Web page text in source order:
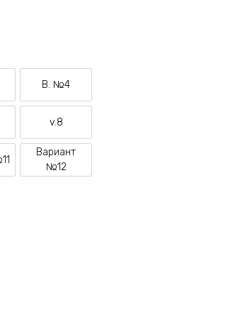
№3
В. №4
Вариант №4
№7
v.8
Вариант №8
№11
Вариант
№12
Вариант №12